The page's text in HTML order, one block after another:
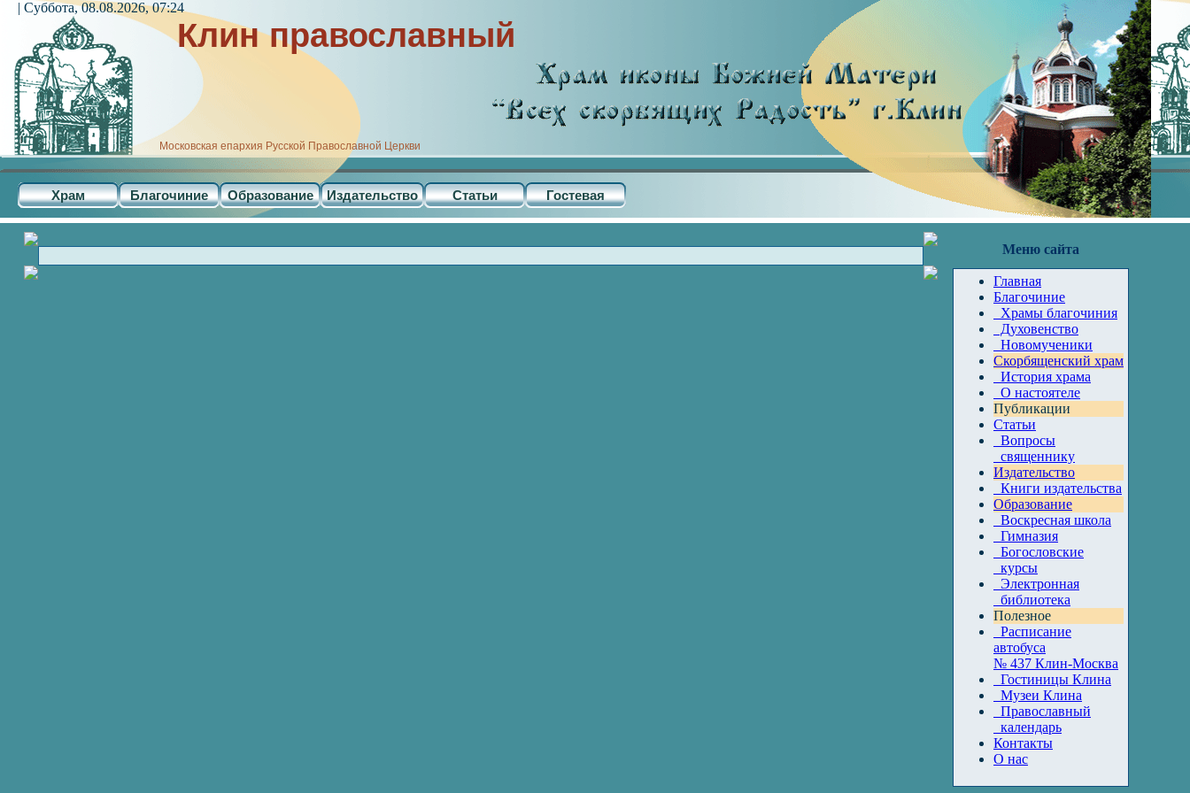
Клин православный
Московская епархия Русской Православной Церкви
Храм Благочиние Образование Издательство Статьи Гостевая
| Суббота, 08.08.2026, 07:24
Меню сайта
Главная
Благочиние
Храмы благочиния
Духовенство
Новомученики
Скорбященский храм
История храма
О настоятеле
Публикации
Статьи
Вопросы
священнику
Издательство
Книги издательства
Образование
Воскресная школа
Гимназия
Богословские
курсы
Электронная
библиотека
Полезное
Расписание
автобуса
№ 437 Клин-Москва
Гостиницы Клина
Музеи Клина
Православный
календарь
Контакты
О нас